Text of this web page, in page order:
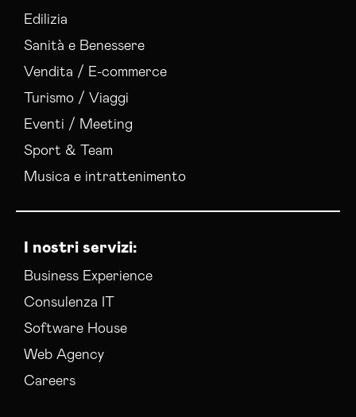
Consulenza Web Marketing Caltanissetta
Gestione Campagne Google Ads Caltanissetta
Gestione Social Media Caltanissetta
Realizzazione Siti Web Caltanissetta
Servizi Hosting Caltanissetta
Sviluppo Ecommerce Caltanissetta
Edilizia
Sanità e Benessere
Vendita / E-commerce
Turismo / Viaggi
Eventi / Meeting
Sport & Team
Musica e intrattenimento
I nostri servizi:
Business Experience
Consulenza IT
Software House
Web Agency
Careers